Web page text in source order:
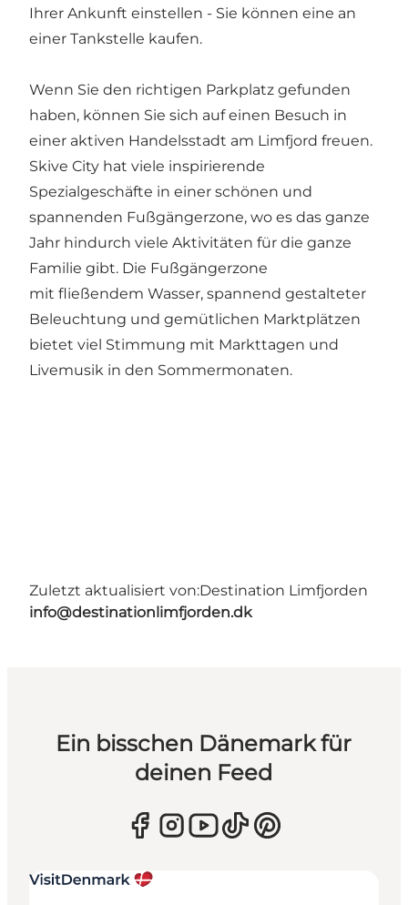
Ihrer Ankunft einstellen - Sie können eine an
einer Tankstelle kaufen.
Wenn Sie den richtigen Parkplatz gefunden
haben, können Sie sich auf einen Besuch in
einer aktiven Handelsstadt am Limfjord freuen.
Skive City hat viele inspirierende
Spezialgeschäfte in einer schönen und
spannenden Fußgängerzone, wo es das ganze
Jahr hindurch viele Aktivitäten für die ganze
Familie gibt. Die Fußgängerzone
mit fließendem Wasser, spannend gestalteter
Beleuchtung und gemütlichen Marktplätzen
bietet viel Stimmung mit Markttagen und
Livemusik in den Sommermonaten.
Zuletzt aktualisiert von:Destination Limfjorden
info@destinationlimfjorden.dk
Ein bisschen Dänemark für
deinen Feed